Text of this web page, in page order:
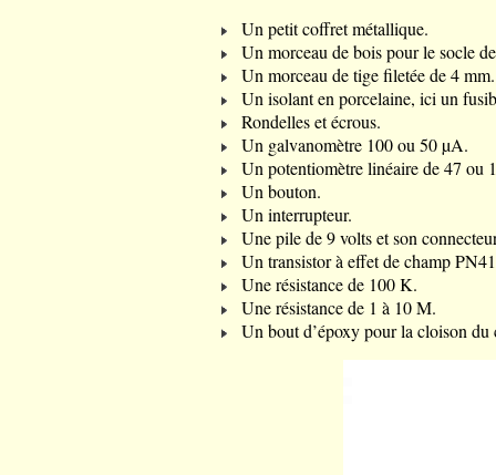
Un petit coffret métallique.
Un morceau de bois pour le socle
Un morceau de tige filetée de 4 mm.
Un isolant en porcelaine, ici un
Rondelles et écrous.
Un galvanomètre 100 ou 50 µA.
Un potentiomètre linéaire de 47 ou
Un bouton.
Un interrupteur.
Une pile de 9 volts et son
Un transistor à effet de champ
Une résistance de 100 K.
Une résistance de 1 à 10 M.
Un bout d’époxy pour la cloison